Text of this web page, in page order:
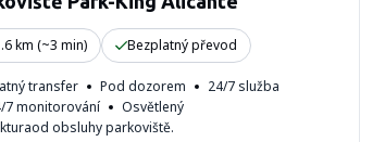
km (~3 min) Bezplatný převod
transfer Pod dozorem
24/7 služba
7 monitorování
Osvětlený
obsluhy parkoviště.